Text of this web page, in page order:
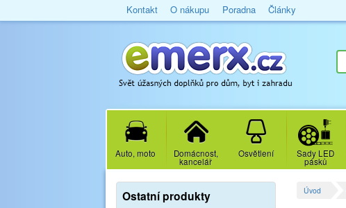
Kontakt O nákupu Poradna Články
Auto, moto Domácnost,
kancelář
Osvětlení Sady LED
pásků
Úvod
Ostatní produkty